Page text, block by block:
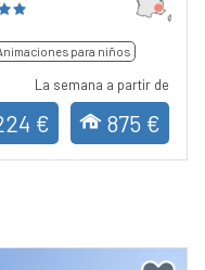
para niños
La semana a partir de
€ 875 €